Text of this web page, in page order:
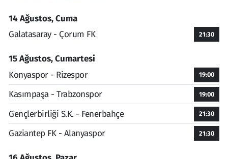
14 Ağustos, Cuma
Galatasaray - Çorum FK
21:30
15 Ağustos, Cumartesi
Konyaspor - Rizespor
19:00
Kasımpaşa - Trabzonspor 19:00
Gençlerbirliği S.K. - Fenerbahçe 21:30
Gaziantep FK - Alanyaspor 21:30